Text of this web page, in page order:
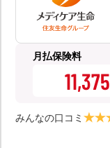
月払保険料
11,375
みんなの口コミ